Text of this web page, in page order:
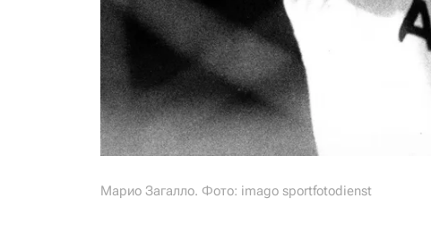
Марио Загалло. Фото: imago sportfotodienst